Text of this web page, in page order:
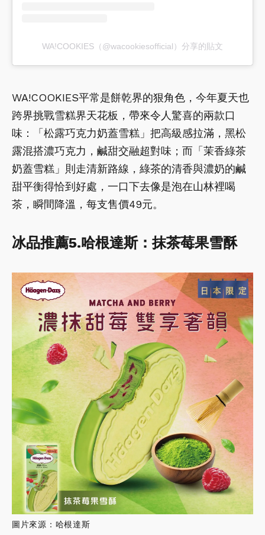
WA!COOKIES（@wacookiesofficial）分享的貼文
WA!COOKIES平常是餅乾界的狠角色，今年夏天也
跨界挑戰雪糕界天花板，帶來令人驚喜的兩款口
味：「松露巧克力奶蓋雪糕」把高級感拉滿，黑松
露混搭濃巧克力，鹹甜交融超對味；而「茉香綠茶
奶蓋雪糕」則走清新路線，綠茶的清香與濃奶的鹹
甜平衡得恰到好處，一口下去像是泡在山林裡喝
茶，瞬間降溫，每支售價49元。
冰品推薦5.哈根達斯：抹茶莓果雪酥
圖片來源：哈根達斯